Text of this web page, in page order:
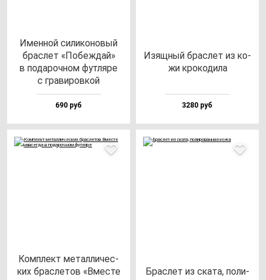
Имен­ной си­ли­ко­но­вый
брас­лет «Побеж­дай»
в по­да­роч­ном фут­ля­ре
с гра­ви­ров­кой
690 руб
Изящ­ный брас­лет из ко­
жи кро­ко­ди­ла
3280 руб
Ком­плект ме­тал­ли­чес­
ких брас­ле­тов «Вмес­те
Брас­лет из ска­та, по­ли­